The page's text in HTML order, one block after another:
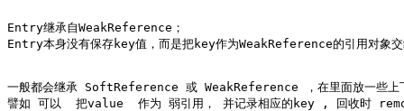
Entry继承自WeakReference；
Entry本身没有保存key值，而是把key作为WeakReference的引用对象
一般都会继承 SoftReference 或 WeakReference ，在里面放一些上
譬如 可以  把value  作为 弱引用， 并记录相应的key , 回收时